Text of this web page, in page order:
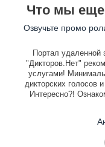
Что мы
Озвучьте промо
Портал удаленной
"Дикторов.Нет"
услугами!
дикторских голосов
Интересно?!